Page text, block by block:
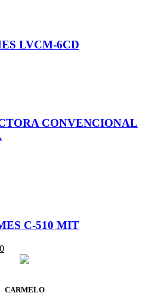
LVCM-6CD
CONVENCIONAL
C-510 MIT
CARMELO